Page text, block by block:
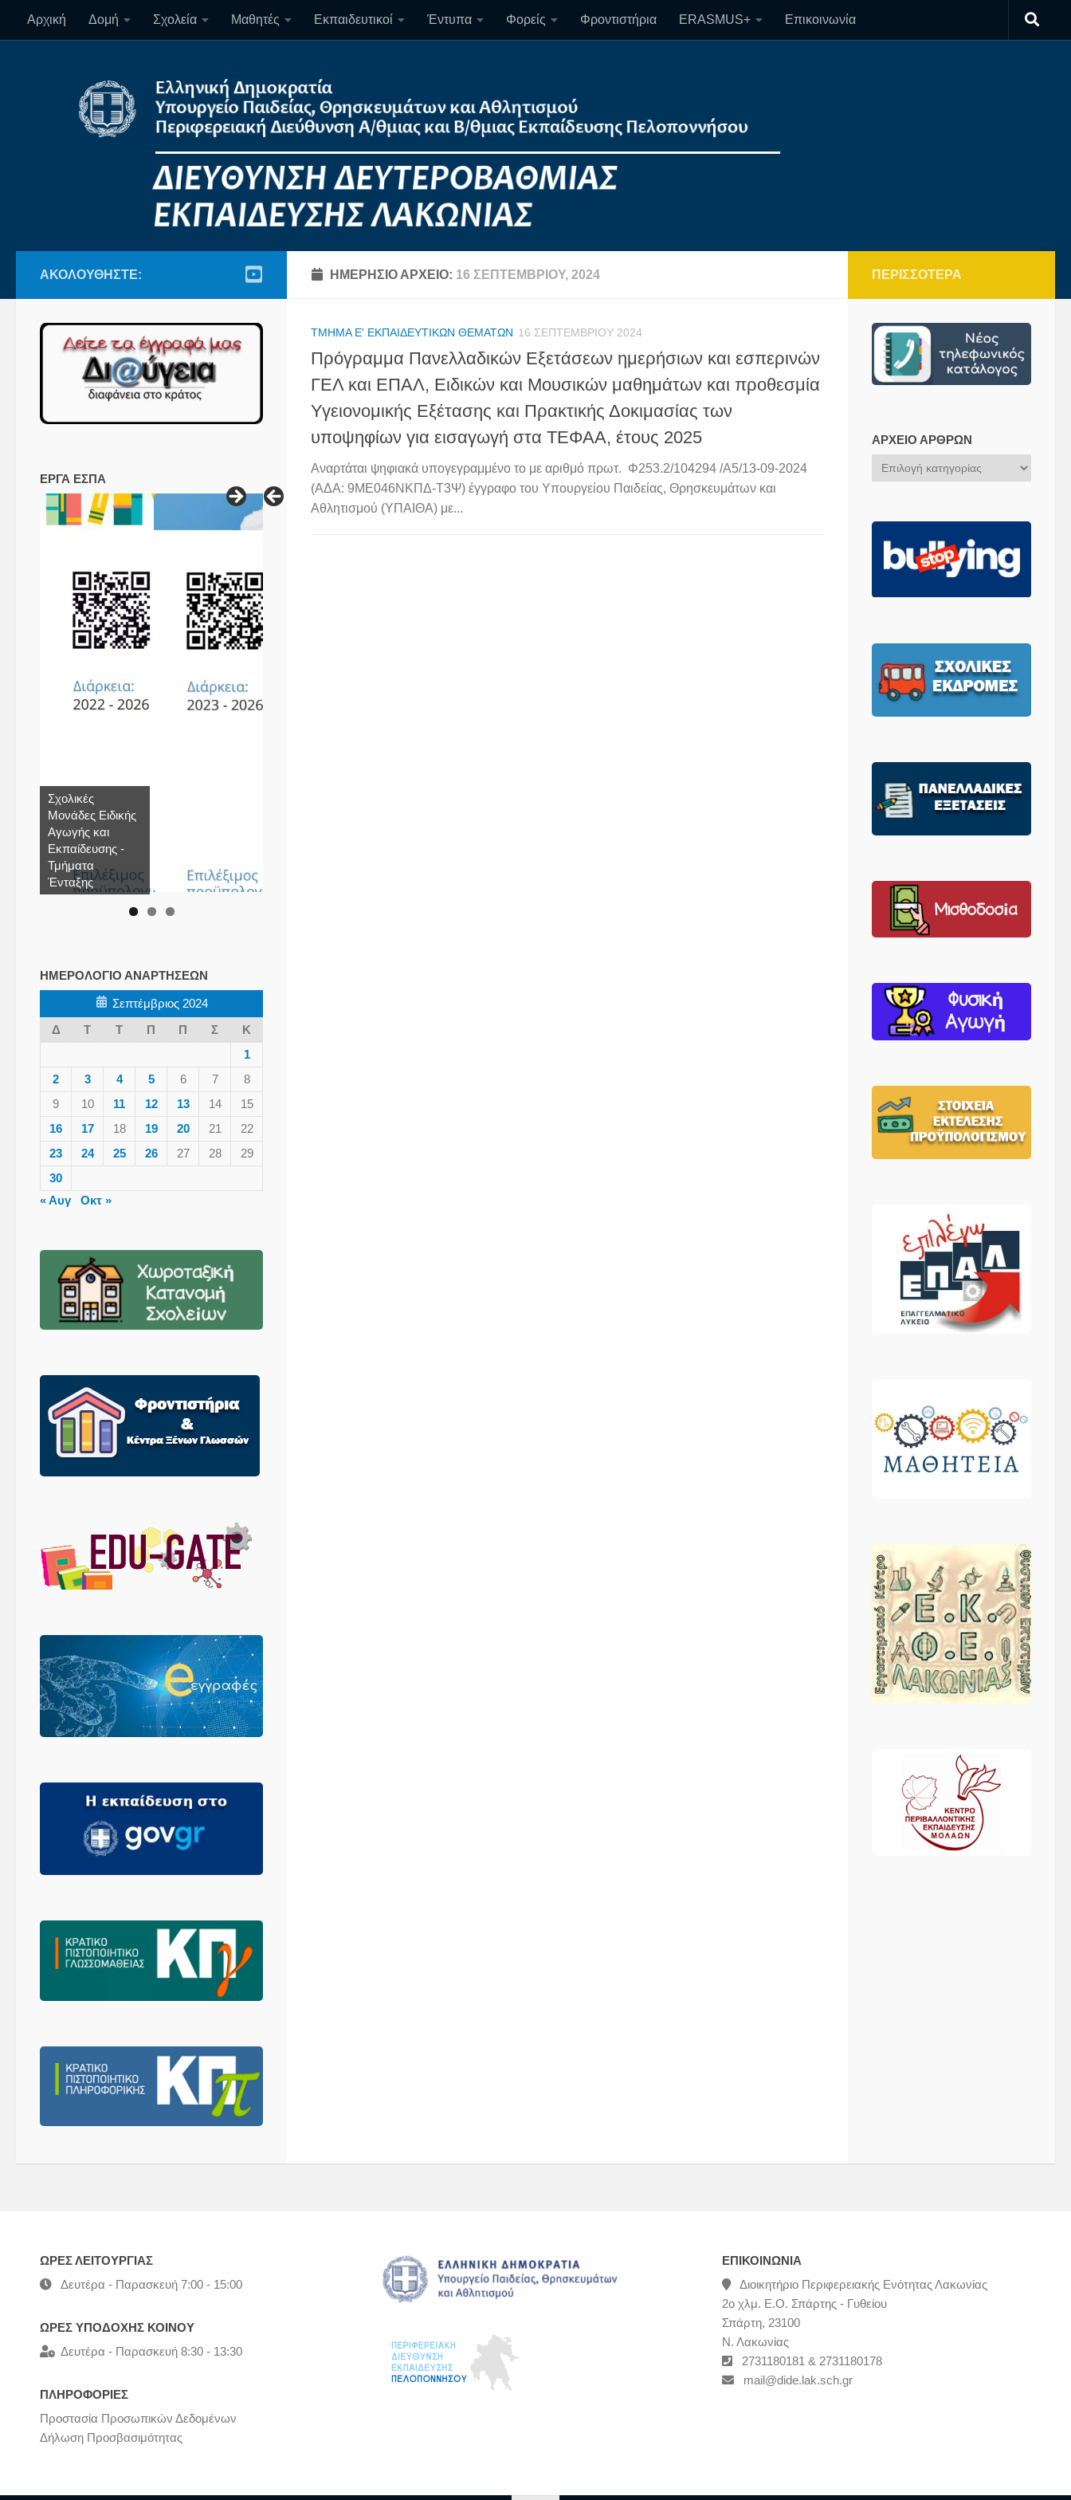
Skip to content
Αρχική Δομή Σχολεία Μαθητές Εκπαιδευτικοί Έντυπα Φορείς Φροντιστήρια ERASMUS+ Επικοινωνία
ΗΜΕΡΉΣΙΟ ΑΡΧΕΊΟ: 16 ΣΕΠΤΕΜΒΡΊΟΥ, 2024
ΤΜΉΜΑ Ε' ΕΚΠΑΙΔΕΥΤΙΚΏΝ ΘΕΜΆΤΩΝ 16 ΣΕΠΤΕΜΒΡΊΟΥ 2024
Πρόγραμμα Πανελλαδικών Εξετάσεων ημερήσιων και εσπερινών
ΓΕΛ και ΕΠΑΛ, Ειδικών και Μουσικών μαθημάτων και προθεσμία
Υγειονομικής Εξέτασης και Πρακτικής Δοκιμασίας των
υποψηφίων για εισαγωγή στα ΤΕΦΑΑ, έτους 2025
Αναρτάται ψηφιακά υπογεγραμμένο το με αριθμό πρωτ. Φ253.2/104294 /Α5/13-09-2024
(ΑΔΑ: 9ΜΕ046ΝΚΠΔ-Τ3Ψ) έγγραφο του Υπουργείου Παιδείας, Θρησκευμάτων και
Αθλητισμού (ΥΠΑΙΘΑ) με...
ΑΚΟΛΟΥΘΉΣΤΕ:
ΕΡΓΑ ΕΣΠΑ
Σχολικές
Μονάδες Ειδικής
Αγωγής και
Εκπαίδευσης -
Τμήματα
Ένταξης
ΗΜΕΡΟΛΌΓΙΟ ΑΝΑΡΤΉΣΕΩΝ
Σεπτέμβριος 2024
Δ
Τ Τ Π Π Σ
Κ
1
2
3 4 5 6 7
8
9
10 11 12 13 14
15
16
17 18 19 20 21
22
23
24 25 26 27 28
29
30
« Αυγ
Οκτ »
ΠΕΡΙΣΣΌΤΕΡΑ
ΑΡΧΕΊΟ ΆΡΘΡΩΝ
Αρχείο
Άρθρων
ΩΡΕΣ ΛΕΙΤΟΥΡΓΙΑΣ
Δευτέρα - Παρασκευή 7:00 - 15:00
ΩΡΕΣ ΥΠΟΔΟΧΗΣ ΚΟΙΝΟΥ
Δευτέρα - Παρασκευή 8:30 - 13:30
ΠΛΗΡΟΦΟΡΙΕΣ
Προστασία Προσωπικών Δεδομένων
Δήλωση Προσβασιμότητας
ΕΠΙΚΟΙΝΩΝΊΑ
Διοικητήριο Περιφερειακής Ενότητας Λακωνίας
2ο χλμ. Ε.Ο. Σπάρτης - Γυθείου
Σπάρτη, 23100
Ν. Λακωνίας
2731180181 & 2731180178
mail@dide.lak.sch.gr